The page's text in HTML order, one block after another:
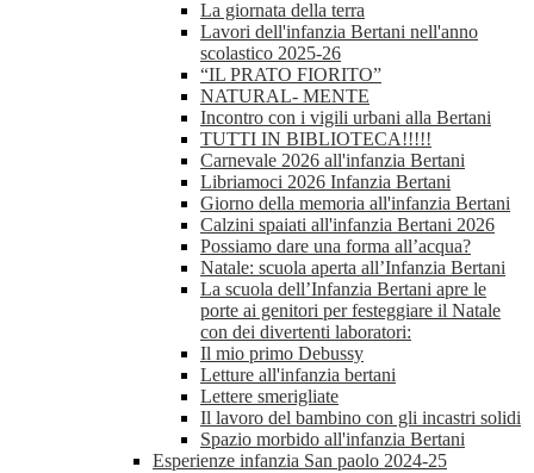
La giornata della terra
Lavori dell'infanzia Bertani nell'anno
scolastico 2025-26
“IL PRATO FIORITO”
NATURAL- MENTE
Incontro con i vigili urbani alla Bertani
TUTTI IN BIBLIOTECA!!!!!
Carnevale 2026 all'infanzia Bertani
Libriamoci 2026 Infanzia Bertani
Giorno della memoria all'infanzia Bertani
Calzini spaiati all'infanzia Bertani 2026
Possiamo dare una forma all’acqua?
Natale: scuola aperta all’Infanzia Bertani
La scuola dell’Infanzia Bertani apre le
porte ai genitori per festeggiare il Natale
con dei divertenti laboratori:
Il mio primo Debussy
Letture all'infanzia bertani
Lettere smerigliate
Il lavoro del bambino con gli incastri solidi
Spazio morbido all'infanzia Bertani
Esperienze infanzia San paolo 2024-25